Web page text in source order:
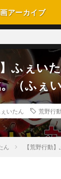
アーカイブ
ふぇい
（ふぇ
ぇいたん 荒野行
ん 【荒野行動